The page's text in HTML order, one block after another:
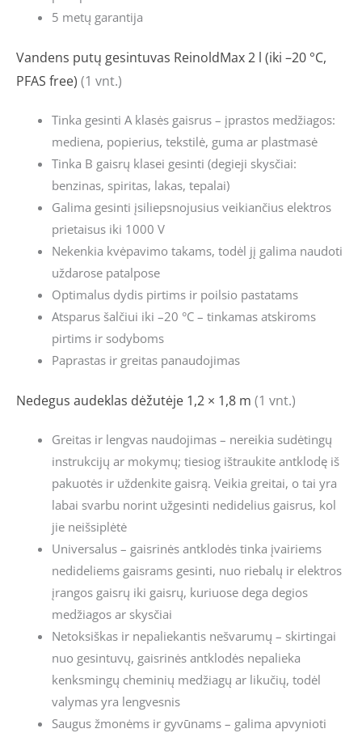
5 metų garantija
Vandens putų gesintuvas ReinoldMax 2 l (iki –20 °C,
PFAS free) (1 vnt.)
Tinka gesinti A klasės gaisrus – įprastos medžiagos:
mediena, popierius, tekstilė, guma ar plastmasė
Tinka B gaisrų klasei gesinti (degieji skysčiai:
benzinas, spiritas, lakas, tepalai)
Galima gesinti įsiliepsnojusius veikiančius elektros
prietaisus iki 1000 V
Nekenkia kvėpavimo takams, todėl jį galima naudoti
uždarose patalpose
Optimalus dydis pirtims ir poilsio pastatams
Atsparus šalčiui iki –20 °C – tinkamas atskiroms
pirtims ir sodyboms
Paprastas ir greitas panaudojimas
Nedegus audeklas dėžutėje 1,2 × 1,8 m (1 vnt.)
Greitas ir lengvas naudojimas – nereikia sudėtingų
instrukcijų ar mokymų; tiesiog ištraukite antklodę iš
pakuotės ir uždenkite gaisrą. Veikia greitai, o tai yra
labai svarbu norint užgesinti nedidelius gaisrus, kol
jie neišsiplėtė
Universalus – gaisrinės antklodės tinka įvairiems
nedideliems gaisrams gesinti, nuo riebalų ir elektros
įrangos gaisrų iki gaisrų, kuriuose dega degios
medžiagos ar skysčiai
Netoksiškas ir nepaliekantis nešvarumų – skirtingai
nuo gesintuvų, gaisrinės antklodės nepalieka
kenksmingų cheminių medžiagų ar likučių, todėl
valymas yra lengvesnis
Saugus žmonėms ir gyvūnams – galima apvynioti